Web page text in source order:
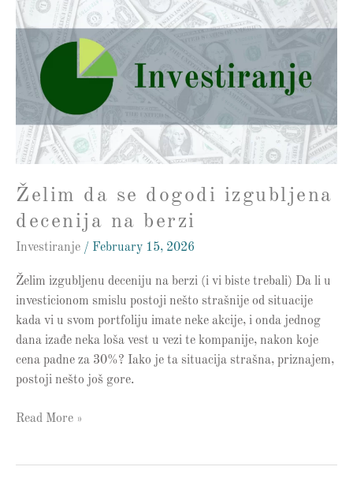
Želim da se dogodi izgubljena
decenija na berzi
Investiranje / February 15, 2026
Želim izgubljenu deceniju na berzi (i vi biste trebali) Da li u
investicionom smislu postoji nešto strašnije od situacije
kada vi u svom portfoliju imate neke akcije, i onda jednog
dana izađe neka loša vest u vezi te kompanije, nakon koje
cena padne za 30%? Iako je ta situacija strašna, priznajem,
postoji nešto još gore.
da
dogodi
izgubljena
decenija
berzi
Read More »